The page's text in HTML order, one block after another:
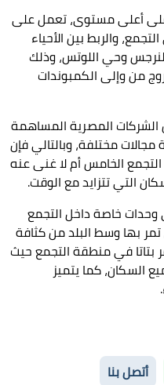
أعلى مستوى، تعمل على
والربط بين الأحياء
وحي اللوتس، وذلك
من وإلى الكمبوندات
المصرية المساهمة
مختلفة، وبالتالي فإن
الخامس أم لا غنى عنه
التي تتزايد مع الوقت.
خاصة داخل التجمع
بها وسط البلد من كثافة
بتاتا في منطقة التجمع حيث
السكان، كما يتميز
أتصل بنا